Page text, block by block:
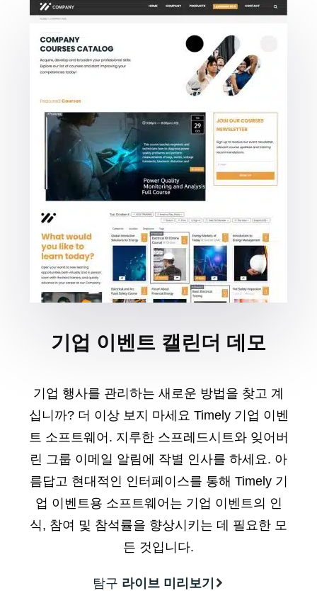
기업 이벤트 캘린더 데모
기업 행사를 관리하는 새로운 방법을 찾고 계
십니까? 더 이상 보지 마세요 Timely 기업 이벤
트 소프트웨어. 지루한 스프레드시트와 잊어버
린 그룹 이메일 알림에 작별 인사를 하세요. 아
름답고 현대적인 인터페이스를 통해 Timely 기
업 이벤트용 소프트웨어는 기업 이벤트의 인
식, 참여 및 참석률을 향상시키는 데 필요한 모
든 것입니다.
탐구 라이브 미리보기